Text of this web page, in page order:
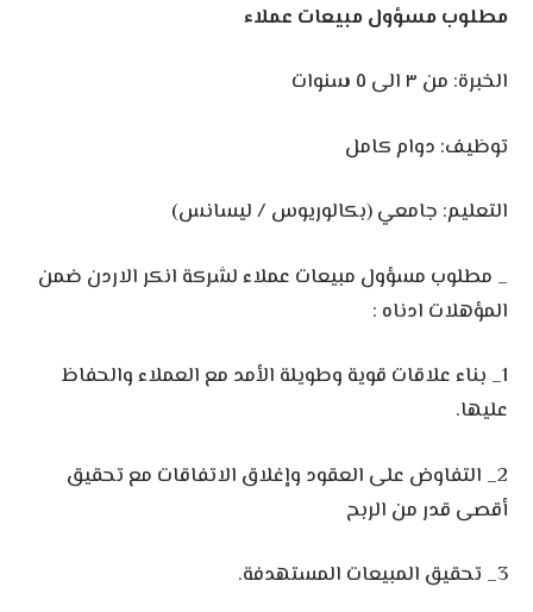
مطلوب مسؤول مبيعات عملاء
الخبرة: من ٣ الى ٥ سنوات
توظيف: دوام كامل
التعليم: جامعي (بكالوريوس / ليسانس)
_ مطلوب مسؤول مبيعات عملاء لشركة انكر الاردن ضمن
المؤهلات ادناه :
1_ بناء علاقات قوية وطويلة الأمد مع العملاء والحفاظ
عليها.
2_ التفاوض على العقود وإغلاق الاتفاقات مع تحقيق
أقصى قدر من الربح
3_ تحقيق المبيعات المستهدفة.